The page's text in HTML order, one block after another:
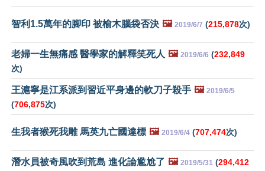
智利1.5萬年的腳印 被榆木腦袋否決 🖼️ 2019/6/7 (215,878次)
老婦一生無痛感 醫學家的解釋笑死人 🖼️ 2019/6/6 (232,849
次)
王滬寧是江系派到習近平身邊的軟刀子殺手 🖼️ 2019/6/5
(706,875次)
生我者猴死我雕 馬英九亡國達標 🖼️ 2019/6/4 (707,474次)
潛水員被奇風吹到荒島 進化論尷尬了 🖼️ 2019/5/31 (294,412